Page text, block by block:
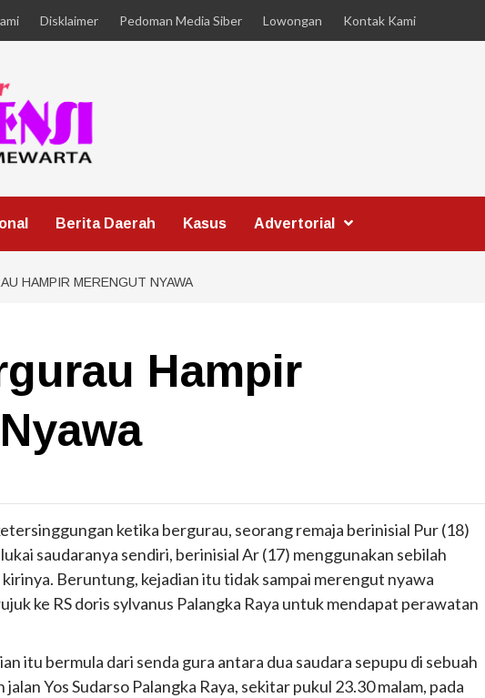
Disklaimer Pedoman Media Siber Lowongan Kontak Kami
Berita Daerah Kasus Advertorial
HAMPIR MERENGUT NYAWA
Hampir
ketika bergurau, seorang remaja berinisial Pur (18)
saudaranya sendiri, berinisial Ar (17) menggunakan sebilah
Beruntung, kejadian itu tidak sampai merengut nyawa
ke RS doris sylvanus Palangka Raya untuk mendapat perawatan
itu bermula dari senda gura antara dua saudara sepupu di sebuah
Yos Sudarso Palangka Raya, sekitar pukul 23.30 malam, pada